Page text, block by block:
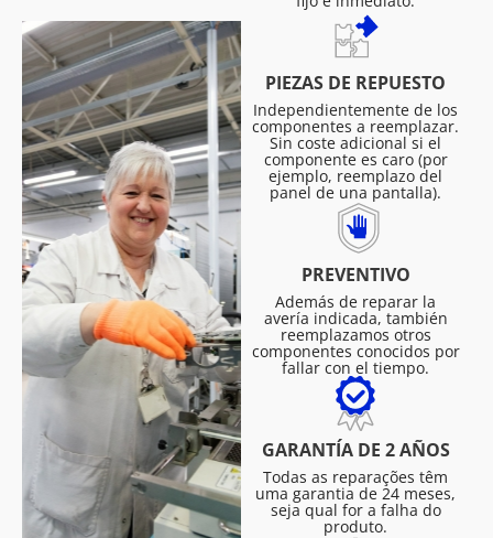
PIEZAS DE REPUESTO
Independientemente de los
componentes a reemplazar.
Sin coste adicional si el
componente es caro (por
ejemplo, reemplazo del
panel de una pantalla).
PREVENTIVO
Además de reparar la
avería indicada, también
reemplazamos otros
componentes conocidos por
fallar con el tiempo.
GARANTÍA DE 2 AÑOS
Todas as reparações têm
uma garantia de 24 meses,
seja qual for a falha do
produto.